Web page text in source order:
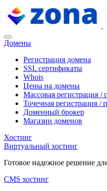
Домены
Регистрация домена
SSL сертификаты
Whois
Цены на домены
Массовая регистрация /
Точечная регистрация /
Доменный брокер
Магазин доменов
Хостинг
Виртуальный хостинг
Готовое надежное решение
CMS хостинг